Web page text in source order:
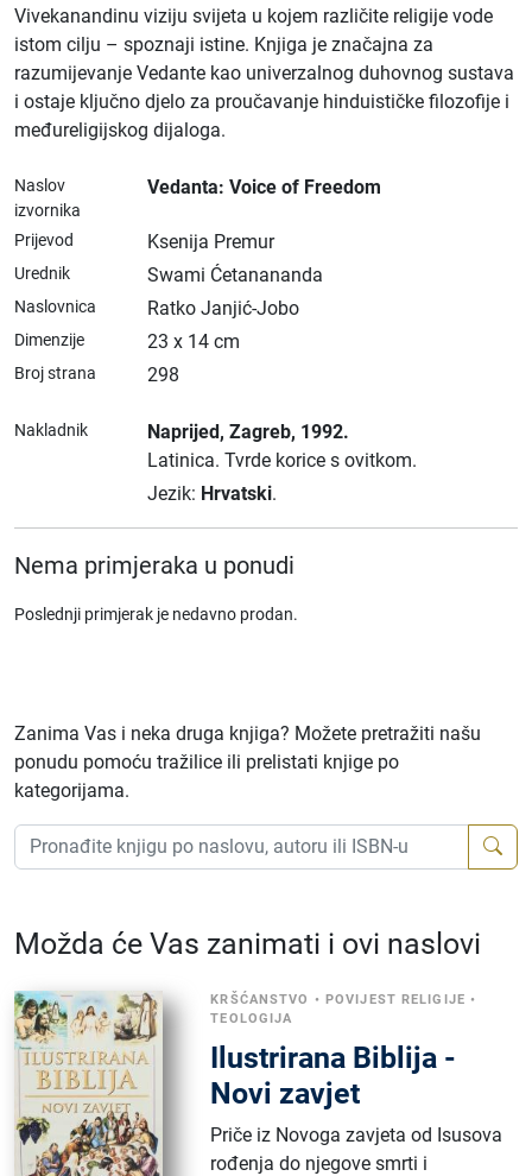
Vivekanandinu viziju svijeta u kojem različite religije vode
istom cilju – spoznaji istine. Knjiga je značajna za
razumijevanje Vedante kao univerzalnog duhovnog sustava
i ostaje ključno djelo za proučavanje hinduističke filozofije i
međureligijskog dijaloga.
Naslov
izvornika
Vedanta: Voice of Freedom
Prijevod Ksenija Premur
Urednik Swami Ćetanananda
Naslovnica Ratko Janjić-Jobo
Dimenzije 23 x 14 cm
Broj strana 298
Nakladnik Naprijed, Zagreb, 1992.
Latinica. Tvrde korice s ovitkom.
Jezik: Hrvatski.
Nema primjeraka u ponudi
Poslednji primjerak je nedavno prodan.
Zanima Vas i neka druga knjiga? Možete pretražiti našu
ponudu pomoću tražilice ili prelistati knjige po
kategorijama.
Možda će Vas zanimati i ovi naslovi
KRŠĆANSTVO • POVIJEST RELIGIJE •
TEOLOGIJA
Ilustrirana Biblija -
Novi zavjet
Priče iz Novoga zavjeta od Isusova
rođenja do njegove smrti i